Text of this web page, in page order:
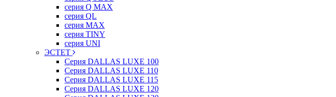
серия Q MAX
серия QL
серия MAX
серия TINY
серия UNI
ЭСТЕТ
Серия DALLAS LUXE 100
Серия DALLAS LUXE 110
Серия DALLAS LUXE 115
Серия DALLAS LUXE 120